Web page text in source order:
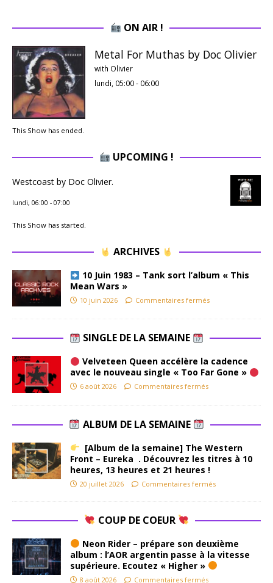
ON AIR !
Metal For Muthas by Doc Olivier
with Olivier
lundi, 05:00- 06:00
This Show has ended.
UPCOMING !
Westcoast by Doc Olivier.
lundi, 06:00 - 07:00
This Show has started.
ARCHIVES
10 Juin 1983 – Tank sort l’album « This
Mean Wars »
10 juin 2026 Commentaires fermés
SINGLE DE LA SEMAINE
Velveteen Queen accélère la cadence
avec le nouveau single « Too Far Gone »
6 août 2026 Commentaires fermés
ALBUM DE LA SEMAINE
[Album de la semaine] The Western
Front – Eureka . Découvrez les titres à 10
heures, 13 heures et 21 heures !
20 juillet 2026 Commentaires fermés
COUP DE COEUR
Neon Rider – prépare son deuxième
album : l’AOR argentin passe à la vitesse
supérieure. Ecoutez « Higher »
8 août 2026 Commentaires fermés